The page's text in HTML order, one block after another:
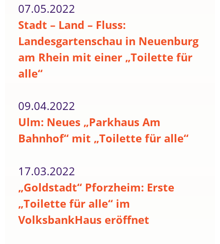
07.05.2022
Stadt – Land – Fluss:
Landesgartenschau in Neuenburg
am Rhein mit einer „Toilette für
alle“
09.04.2022
Ulm: Neues „Parkhaus Am
Bahnhof“ mit „Toilette für alle“
17.03.2022
„Goldstadt“ Pforzheim: Erste
„Toilette für alle“ im
VolksbankHaus eröffnet